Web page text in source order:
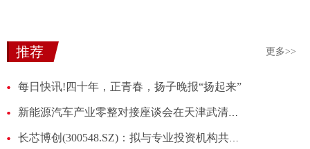
推荐 更多>>
每日快讯!四十年，正青春，扬子晚报“扬起来”
新能源汽车产业零整对接座谈会在天津武清举行_速递
长芯博创(300548.SZ)：拟与专业投资机构共同投资合伙企业